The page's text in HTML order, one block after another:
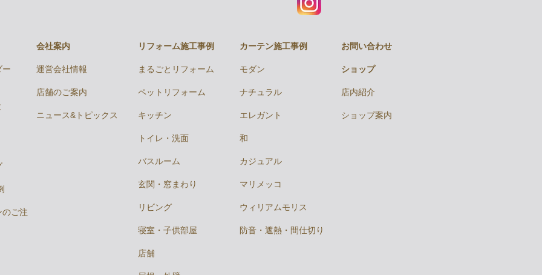
ー
のご注
会社案内
運営会社情報
店舗のご案内
ニュース&トピックス
リフォーム施工事例
まるごとリフォーム
ペットリフォーム
キッチン
トイレ・洗面
バスルーム
玄関・窓まわり
リビング
寝室・子供部屋
店舗
カーテン施工事例
モダン
ナチュラル
エレガント
和
カジュアル
マリメッコ
ウィリアムモリス
防音・遮熱・間仕切り
お問い合わせ
ショップ
店内紹介
ショップ案内